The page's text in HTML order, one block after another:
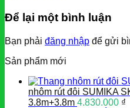
Để lại một bình luận
Bạn phải đăng nhập để gửi
Sản phẩm mới
nhôm rút đôi SUMIKA
3.8m+3.8m 4.830.000 ₫